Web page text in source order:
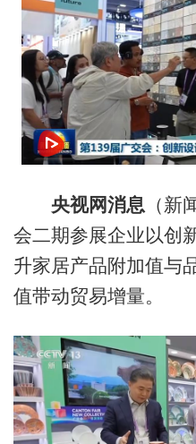
央视网消息 （新
会二期参展企业以创
升家居产品附加值与
值带动贸易增量。